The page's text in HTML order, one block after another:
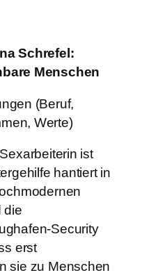
Schrefel:
Menschen
(Beruf,
Werte)
ist
hantiert in
die
Security
erst
sie zu Menschen